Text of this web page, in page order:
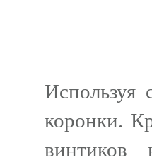
Используя
коронки.
винтиков